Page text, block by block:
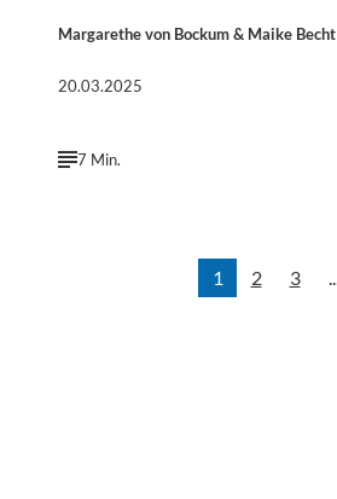
Margarethe von Bockum & Maike Becht
20.03.2025
7 Min.
1 2 3